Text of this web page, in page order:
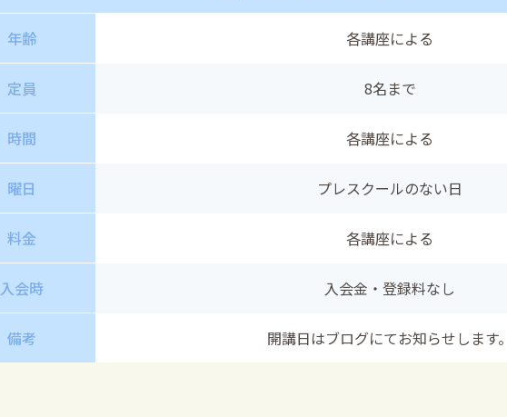
年齢 各講座による
定員 8名まで
時間 各講座による
曜日 プレスクールのない日
料金 各講座による
入会時 入会金・登録料なし
備考 開講日はブログにてお知らせします。